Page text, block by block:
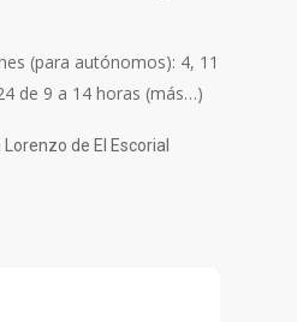
(para autónomos): 4, 11
de 9 a 14 horas (más…)
de El Escorial